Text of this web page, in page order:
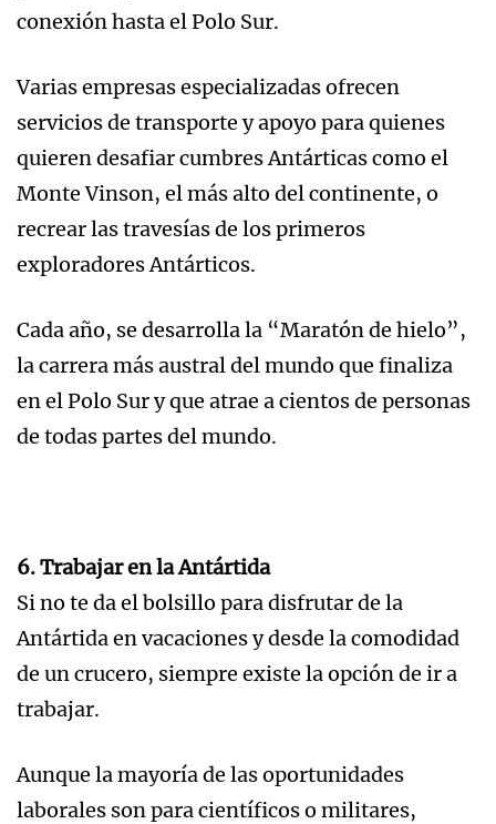
conexión hasta el Polo Sur.
Varias empresas especializadas ofrecen
servicios de transporte y apoyo para quienes
quieren desafiar cumbres Antárticas como el
Monte Vinson, el más alto del continente, o
recrear las travesías de los primeros
exploradores Antárticos.
Cada año, se desarrolla la “Maratón de hielo”,
la carrera más austral del mundo que finaliza
en el Polo Sur y que atrae a cientos de personas
de todas partes del mundo.
6. Trabajar en la Antártida
Si no te da el bolsillo para disfrutar de la
Antártida en vacaciones y desde la comodidad
de un crucero, siempre existe la opción de ir a
trabajar.
Aunque la mayoría de las oportunidades
laborales son para científicos o militares,